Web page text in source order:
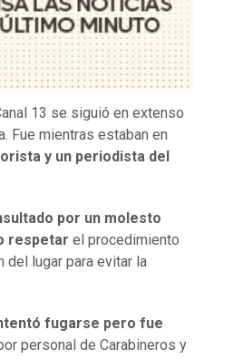
13 se siguió en extenso
Fue mientras estaban en
y un periodista del
por un molesto
respetar el procedimiento
del lugar para evitar la
fugarse pero fue
personal de Carabineros y